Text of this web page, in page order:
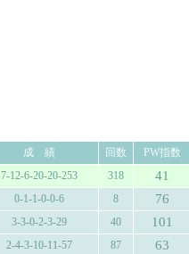
成 績 回数
PW指数
7-12-6-20-20-253 318 41
0-1-1-0-0-6 8 76
3-3-0-2-3-29 40 101
2-4-3-10-11-57 87 63